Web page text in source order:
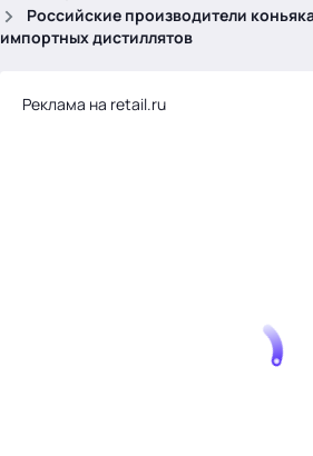
Российские производители
импортных дистиллятов
Реклама на retail.ru